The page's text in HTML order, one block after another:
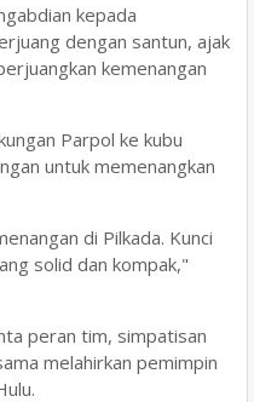
kepada
dengan santun, ajak
kemenangan
Parpol ke kubu
untuk memenangkan
di Pilkada. Kunci
solid dan kompak,"
peran tim, simpatisan
melahirkan pemimpin